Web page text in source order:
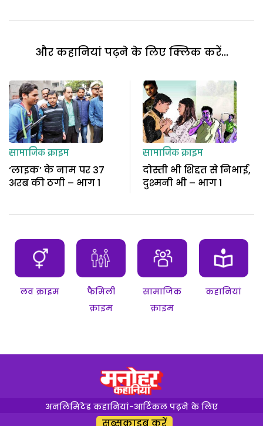
और कहानियां पढ़ने के लिए क्लिक करें...
सामाजिक क्राइम
‘लाइक’ के नाम पर 37
अरब की ठगी – भाग 1
सामाजिक क्राइम
दोस्ती भी शिद्दत से निभाई,
दुश्मनी भी – भाग 1
लव क्राइम
फैमिली
क्राइम
सामाजिक
क्राइम
कहानियां
अनलिमिटेड कहानियां-आर्टिकल पढ़ने के लिए